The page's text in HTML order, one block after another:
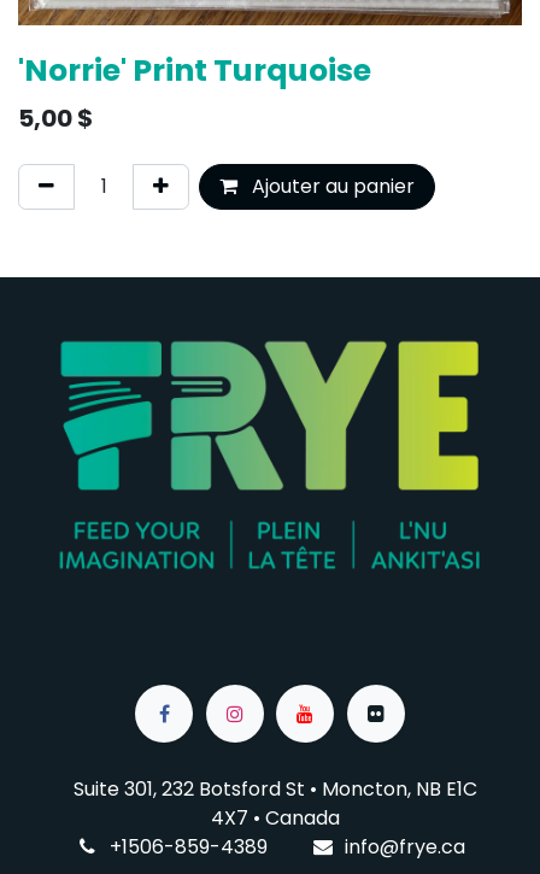
'Norrie' Print Turquoise
5,00$
Ajouter au panier
Suite 301, 232 Botsford St • Moncton, NB E1C
4X7 • Canada
+1506-859-4389
info@frye.ca